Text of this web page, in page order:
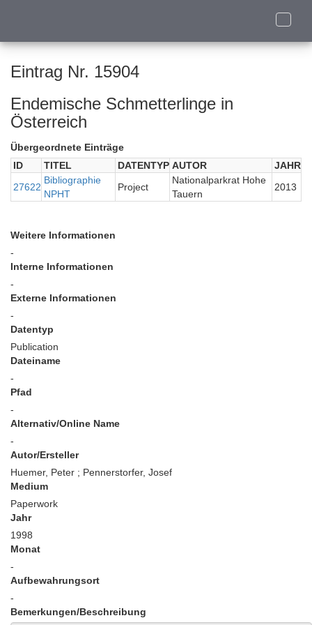
Toggle
Eintrag Nr. 15904
Endemische Schmetterlinge in
Österreich
Übergeordnete Einträge
ID
TITEL DATENTYP AUTOR
JAHR
27622
Bibliographie
NPHT
Project
Nationalparkrat Hohe
Tauern
2013
Weitere Informationen
-
Interne Informationen
-
Externe Informationen
-
Datentyp
Publication
Dateiname
-
Pfad
-
Alternativ/Online Name
-
Autor/Ersteller
Huemer, Peter ; Pennerstorfer, Josef
Medium
Paperwork
Jahr
1998
Monat
-
Aufbewahrungsort
-
Bemerkungen/Beschreibung